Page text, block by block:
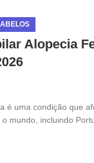
Alopecia
é uma condição que
mundo, incluindo